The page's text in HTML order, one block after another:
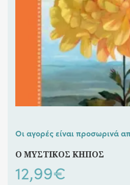
Οι αγορές είναι προσωρινά
Ο ΜΥΣΤΙΚΟΣ ΚΗΠΟΣ
12,99€